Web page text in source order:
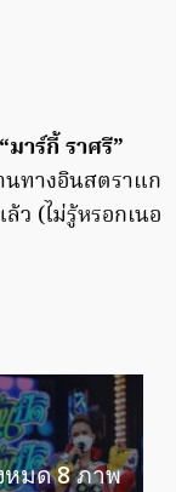
“มาร์กี้ ราศรี”
นทางอินสตราแก
ว (ไม่รู้หรอกเนอ
มด 8 ภาพ